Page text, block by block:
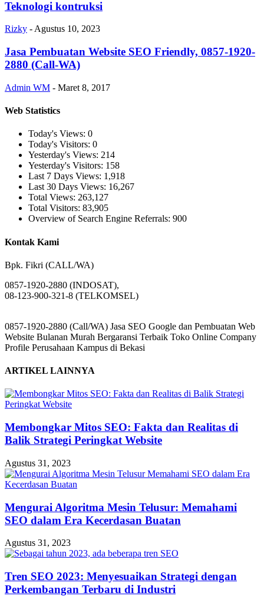
Teknologi kontruksi
Rizky - Agustus 10, 2023
Jasa Pembuatan Website SEO Friendly, 0857-1920-
2880 (Call-WA)
Admin WM - Maret 8, 2017
Web Statistics
Today's Views: 0
Today's Visitors: 0
Yesterday's Views: 214
Yesterday's Visitors: 158
Last 7 Days Views: 1,918
Last 30 Days Views: 16,267
Total Views: 263,127
Total Visitors: 83,905
Overview of Search Engine Referrals: 900
Kontak Kami
Bpk. Fikri (CALL/WA)
0857-1920-2880 (INDOSAT),
08-123-900-321-8 (TELKOMSEL)
0857-1920-2880 (Call/WA) Jasa SEO Google dan Pembuatan Web
Website Bulanan Murah Bergaransi Terbaik Toko Online Company
Profile Perusahaan Kampus di Bekasi
ARTIKEL LAINNYA
Membongkar Mitos SEO: Fakta dan Realitas di
Balik Strategi Peringkat Website
Agustus 31, 2023
Mengurai Algoritma Mesin Telusur: Memahami
SEO dalam Era Kecerdasan Buatan
Agustus 31, 2023
Tren SEO 2023: Menyesuaikan Strategi dengan
Perkembangan Terbaru di Industri